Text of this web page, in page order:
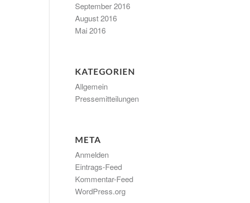
September 2016
August 2016
Mai 2016
KATEGORIEN
Allgemein
Pressemitteilungen
META
Anmelden
Eintrags-Feed
Kommentar-Feed
WordPress.org